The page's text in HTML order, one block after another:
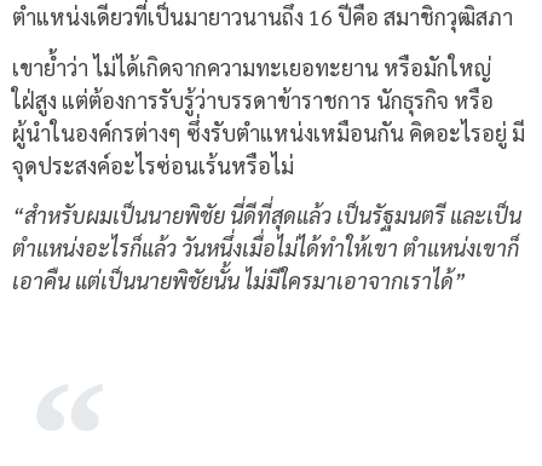
ตำแหน่งเดียวที่เป็นมายาวนานถึง 16 ปีคือ สมาชิกวุฒิสภา
เขาย้ำว่า ไม่ได้เกิดจากความทะเยอทะยาน หรือมักใหญ่
ใฝ่สูง แต่ต้องการรับรู้ว่าบรรดาข้าราชการ นักธุรกิจ หรือ
ผู้นำในองค์กรต่างๆ ซึ่งรับตำแหน่งเหมือนกัน คิดอะไรอยู่ มี
จุดประสงค์อะไรซ่อนเร้นหรือไม่
“สำหรับผมเป็นนายพิชัย นี่ดีที่สุดแล้ว เป็นรัฐมนตรี และเป็น
ตำแหน่งอะไรก็แล้ว วันหนึ่งเมื่อไม่ได้ทำให้เขา ตำแหน่งเขาก็
เอาคืน แต่เป็นนายพิชัยนั้น ไม่มีใครมาเอาจากเราได้”